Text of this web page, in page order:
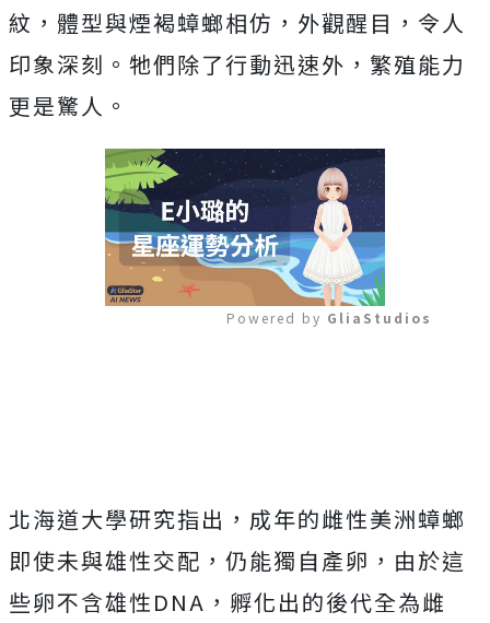
紋，體型與煙褐蟑螂相仿，外觀醒目，令人
印象深刻。牠們除了行動迅速外，繁殖能力
更是驚人。
Powered by GliaStudios
北海道大學研究指出，成年的雌性美洲蟑螂
即使未與雄性交配，仍能獨自產卵，由於這
些卵不含雄性DNA，孵化出的後代全為雌